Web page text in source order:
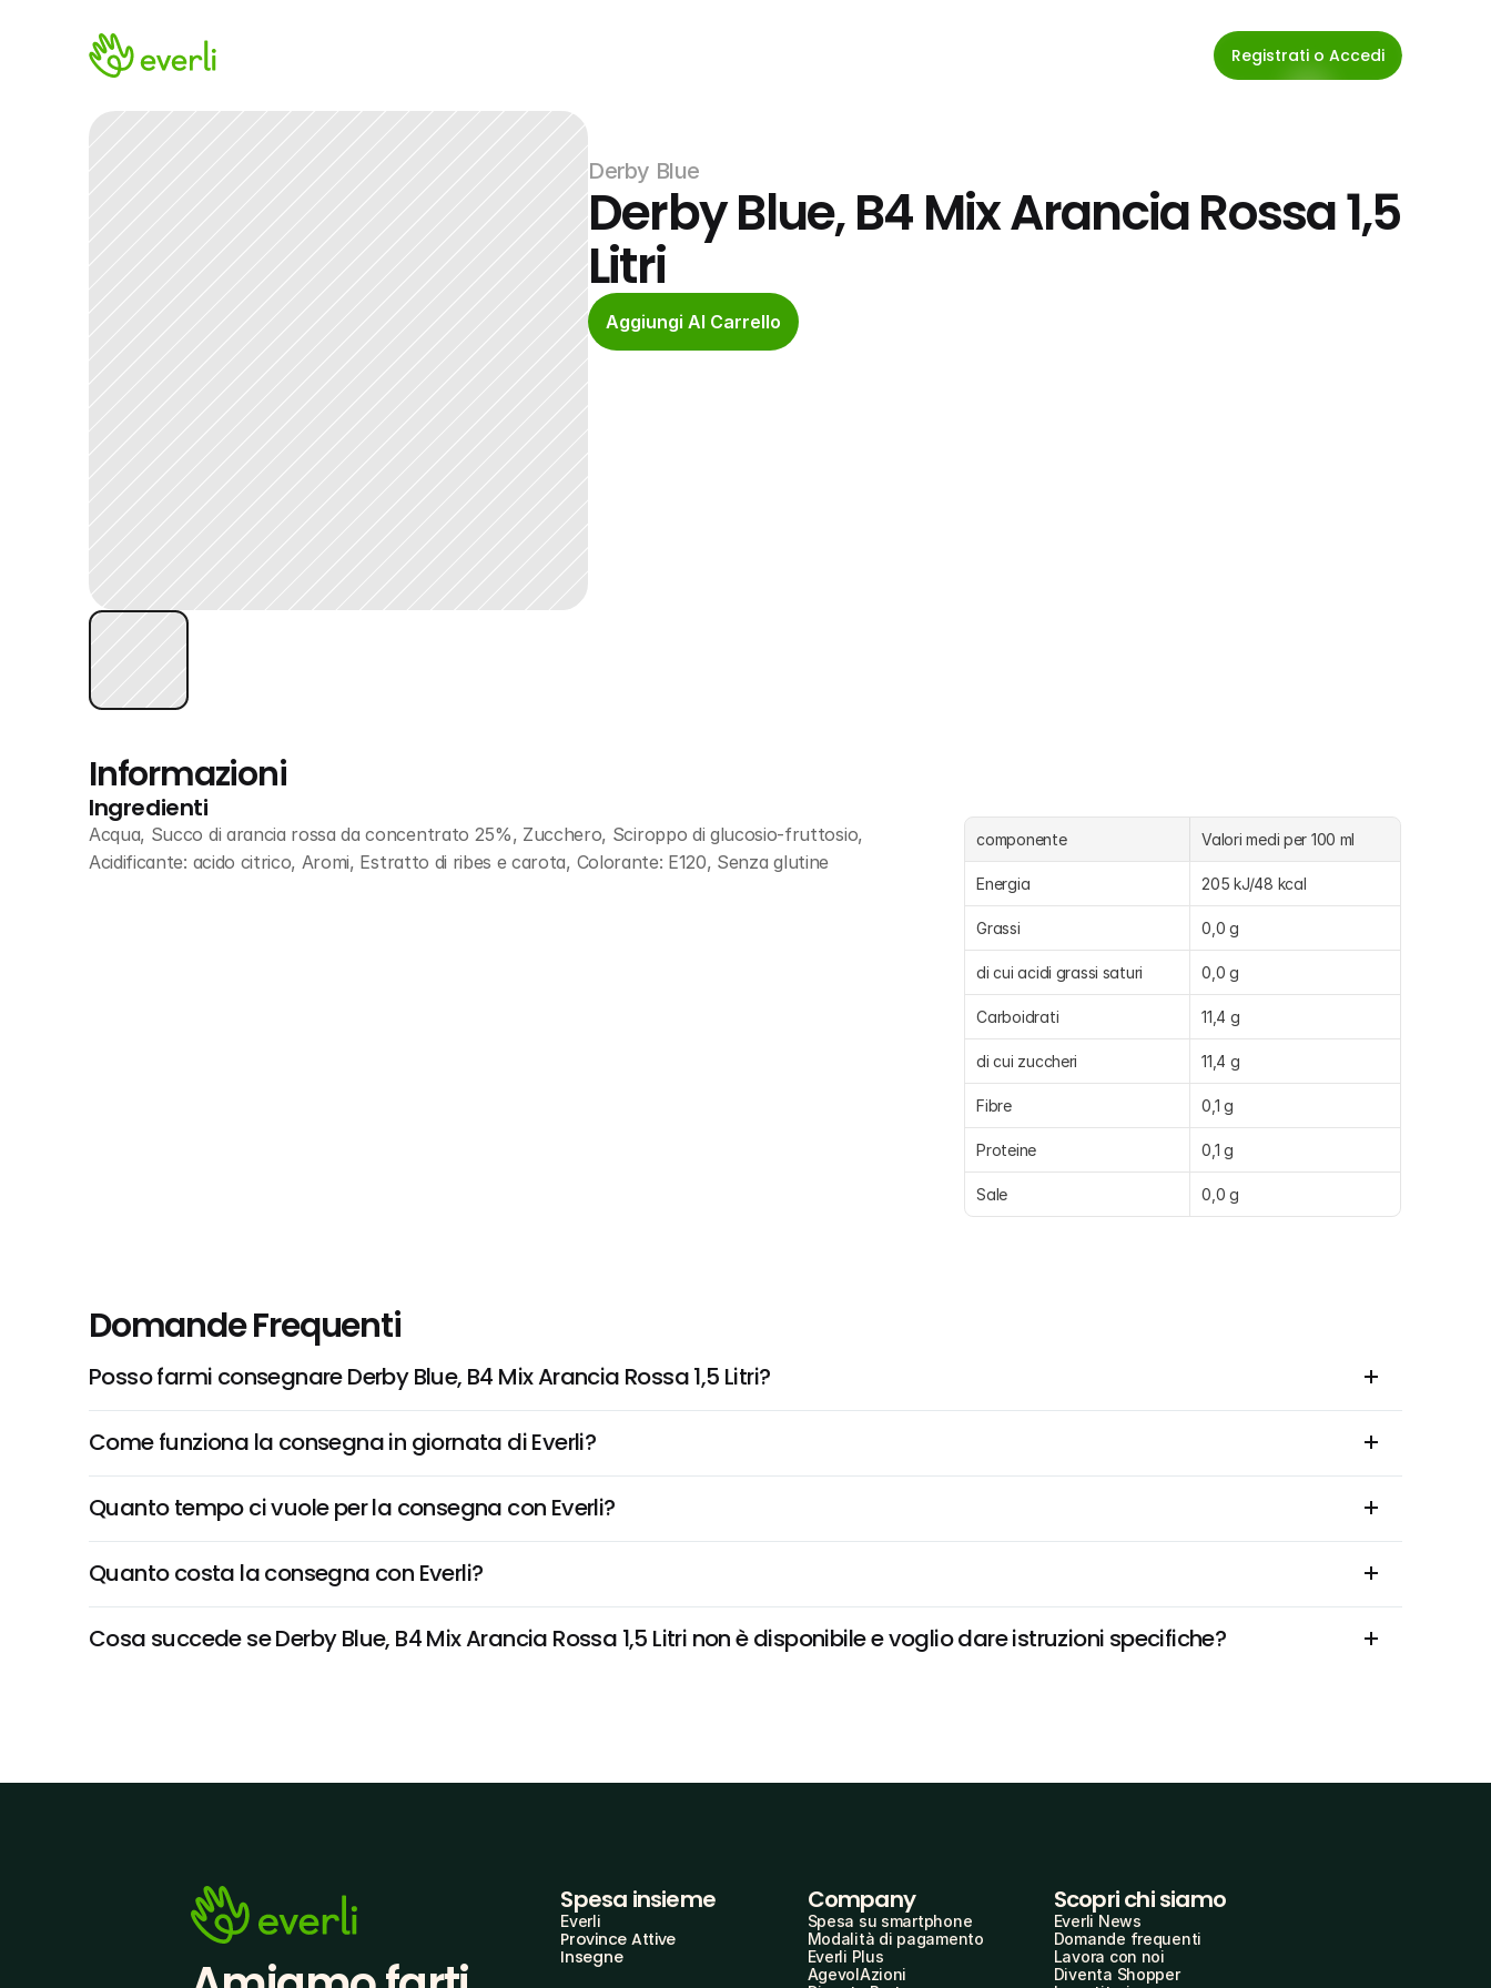
Registrati o Accedi
Derby Blue
Derby Blue, B4 Mix Arancia Rossa 1,5
Litri
Aggiungi Al Carrello
Informazioni
Ingredienti
Acqua, Succo di arancia rossa da concentrato 25%, Zucchero, Sciroppo di glucosio-fruttosio,
Acidificante: acido citrico, Aromi, Estratto di ribes e carota, Colorante: E120, Senza glutine
componente Valori medi per 100 ml
Energia 205 kJ/48 kcal
Grassi 0,0 g
di cui acidi grassi saturi 0,0 g
Carboidrati 11,4 g
di cui zuccheri 11,4 g
Fibre 0,1 g
Proteine 0,1 g
Sale 0,0 g
Domande Frequenti
Posso farmi consegnare Derby Blue, B4 Mix Arancia Rossa 1,5 Litri?
Come funziona la consegna in giornata di Everli?
Quanto tempo ci vuole per la consegna con Everli?
Quanto costa la consegna con Everli?
Cosa succede se Derby Blue, B4 Mix Arancia Rossa 1,5 Litri non è disponibile e voglio dare istruzioni specifiche?
Spesa insieme
Everli
Province Attive
Insegne
Company
Spesa su smartphone
Modalità di pagamento
Everli Plus
AgevolAzioni
Scopri chi siamo
Everli News
Domande frequenti
Lavora con noi
Diventa Shopper